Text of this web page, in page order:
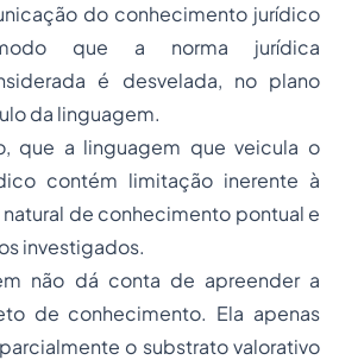
do conhecimento jurídico
que a norma jurídica
é desvelada, no plano
da linguagem.
que a linguagem que veicula o
contém limitação inerente à
de conhecimento pontual e
investigados.
não dá conta de apreender a
de conhecimento. Ela apenas
o substrato valorativo